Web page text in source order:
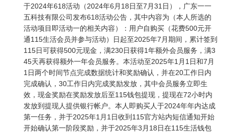
于2024年618活动（2024年6月18日至7月31日），广东一一
五科技有限公司发布618活动公告，其中内容为（本人所选的
活动项目即活动一的相关内容）：用户自购买（花费500元开
通115生活会员并参与活动）日起至2025年7月期间，累计签到
115日可获得500元现金，满230日获得1年额外会员服务，满3
45天再获得额外一年会员服务。本活动至2025年1月1日和7月
1日两个时间节点完成数据统计和奖励确认，并在20工作日内
完成确认，30工作日内完成奖励发放，其中会员服务立即生
效，现金奖励在奖励发放后至115钱包提现，提现在72小时内
发放到提现人提供银行帐户。本人即购买人于2024年年内达成
第一任务，并于2025年1月1日收到115官方站内短信通知开始
开始确认第一阶段奖励，并于2025年3月18日在115生活钱包